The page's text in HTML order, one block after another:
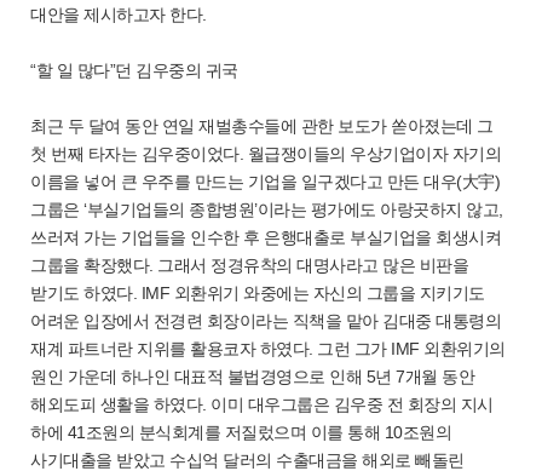
대안을 제시하고자 한다.
“할 일 많다”던 김우중의 귀국
최근 두 달여 동안 연일 재벌총수들에 관한 보도가 쏟아졌는데 그
첫 번째 타자는 김우중이었다. 월급쟁이들의 우상기업이자 자기의
이름을 넣어 큰 우주를 만드는 기업을 일구겠다고 만든 대우(大宇)
그룹은 ‘부실기업들의 종합병원’이라는 평가에도 아랑곳하지 않고,
쓰러져 가는 기업들을 인수한 후 은행대출로 부실기업을 회생시켜
그룹을 확장했다. 그래서 정경유착의 대명사라고 많은 비판을
받기도 하였다. IMF 외환위기 와중에는 자신의 그룹을 지키기도
어려운 입장에서 전경련 회장이라는 직책을 맡아 김대중 대통령의
재계 파트너란 지위를 활용코자 하였다. 그런 그가 IMF 외환위기의
원인 가운데 하나인 대표적 불법경영으로 인해 5년 7개월 동안
해외도피 생활을 하였다. 이미 대우그룹은 김우중 전 회장의 지시
하에 41조원의 분식회계를 저질렀으며 이를 통해 10조원의
사기대출을 받았고 수십억 달러의 수출대금을 해외로 빼돌린